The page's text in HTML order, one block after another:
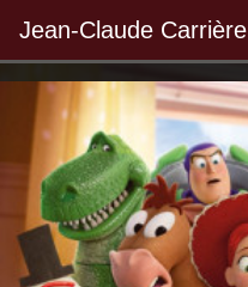
Jean-Claude Carrière